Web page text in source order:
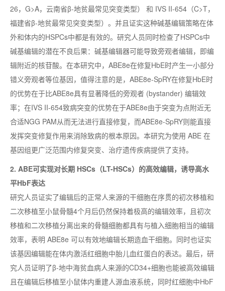
26，G>A，云南省β-地贫最常见突变类型） 和 IVS II-654（C>T，
福建省β-地贫最常见突变类型）。并且证实这种碱基编辑策略在体
外和体内的HSPCs中都是有效的。研究人员同时检查了HSPCs中
碱基编辑的潜在不良后果：碱基编辑器可能导致旁观者编辑，即编
辑附近的核苷酸。在本研究中，ABE8e在修复HbE时产生一小部分
错义旁观者等位基因，值得注意的是，ABE8e-SpRY在修复HbE时
的优势在于比ABE8e具有显著降低的旁观者 (bystander) 编辑效
率；在IVS II-654致病突变的优势在于ABE8e由于突变为点附近无
合适NGG PAM从而无法进行直接修复，而ABE8e-SpRY则能直接
发挥突变修复作用来消除致病的根本原因。本研究为使用 ABE 在
基因组更广泛范围内修复突变、治疗遗传疾病提供了支持。
2. ABE可实现对长期 HSCs（LT-HSCs）的高效编辑，诱导高水
平HbF表达
研究人员证实了编辑后的正常人来源的干细胞在序贯的初次移植和
二次移植至小鼠骨髓4个月后仍然保持着极高的编辑效率，且初次
移植和二次移植分离出来的骨髓细胞都具有与植入细胞相当的编辑
效率，表明 ABE8e 可以有效地编辑长期造血干细胞。同时也证实
该基因编辑能在体内激活红细胞中胎儿血红蛋白的表达。 最后，研
究人员证明了β-地中海贫血病人来源的CD34+细胞也能被高效编辑
且在编辑后移植至小鼠体内重建人源血液系统，同时红细胞中HbF